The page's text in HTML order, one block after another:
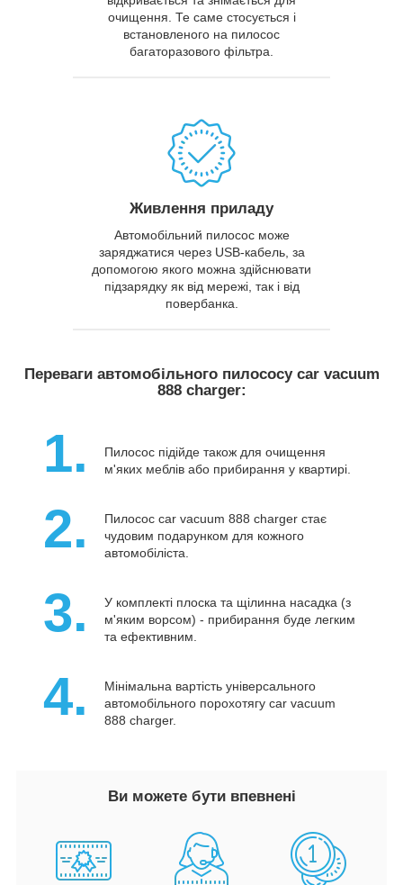
очищення. Те саме стосується і
встановленого на пилосос
багаторазового фільтра.
Живлення приладу
Автомобільний пилосос може
заряджатися через USB-кабель, за
допомогою якого можна здійснювати
підзарядку як від мережі, так і від
повербанка.
Переваги автомобільного пилососу car vacuum
888 charger:
1.
Пилосос підійде також для очищення
м'яких меблів або прибирання у квартирі.
2.
Пилосос car vacuum 888 charger стає
чудовим подарунком для кожного
автомобіліста.
3.
У комплекті плоска та щілинна насадка (з
м'яким ворсом) - прибирання буде легким
та ефективним.
4.
Мінімальна вартість універсального
автомобільного порохотягу car vacuum
888 charger.
Ви можете бути впевнені